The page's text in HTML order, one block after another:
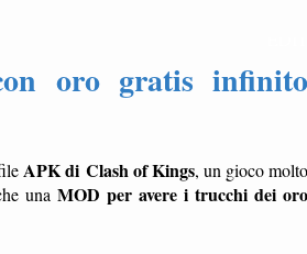
oro gratis infinito
APK di Clash of Kings, un gioco
unaMOD per avere i trucchi dei